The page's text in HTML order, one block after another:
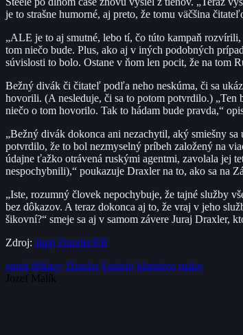
je to strašne humorné, aj preto, že tomu väčšina
„ALE je to aj smutné, lebo tí, čo túto kampaň
tom niečo bude. Plus, ako aj v iných podobných
súvislosti to bolo. Ostane v ňom len pocit, že na tom
Bežný divák či čitateľ podľa neho neskúma, či sa
hovorili. (A nesleduje, či sa to potom potvrdilo.) „Ten
niečo o tom hovorilo. Tak to hádam bude pravda,“
„Bežný divák dokonca ani nezachytil, aký smiešny
potvrdilo, že to bol nezmyselný príbeh založený na
údajne ťažko otrávená ruskými agentmi, zavolala jej
nespochybnili),“ poukazuje Draxler na to, ako sa na
„Iste, rozumný človek nepochybuje, že tajné služby
bez dôkazov. A teraz dokonca aj to, že vraj v jeho
šikovní?“ smeje sa aj v samom závere Juraj Draxler,
Zdroj: Juraj Draxler/FB
agent dôkazy Draxler Epstein klamstvo rusko
Jozef Malík